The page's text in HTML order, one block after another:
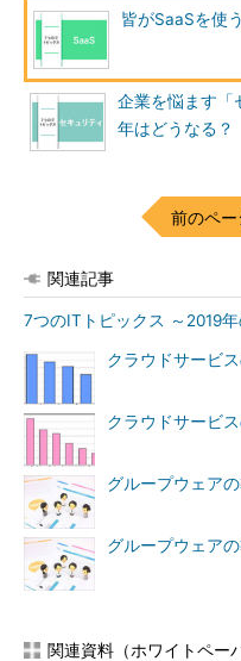
皆がSaaSを使
企業を悩ます「
年はどうなる？
前のペ
関連記事
7つのITトピックス ～2019
クラウドサービ
クラウドサービ
グループウェア
グループウェア
関連資料（ホワイトペー